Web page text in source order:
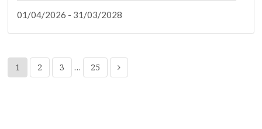
01/04/2026 - 31/03/2028
1 2 3 … 25